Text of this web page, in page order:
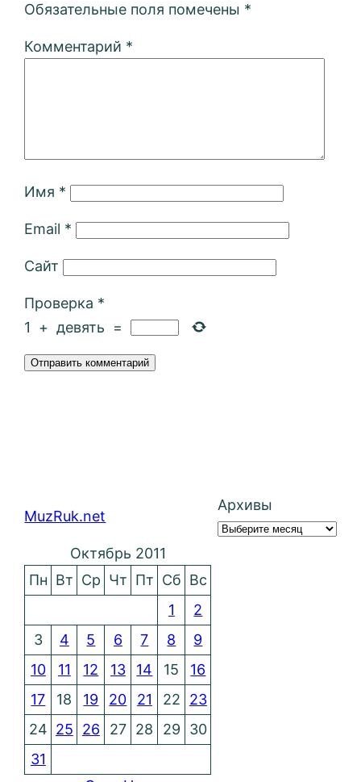
Обязательные поля помечены *
Комментарий *
Имя *
Email *
Сайт
Проверка *
1
+ девять =
MuzRuk.net
Архивы
Октябрь 2011
Пн Вт Ср Чт Пт Сб Вс
1
2
3
4 5 6 7 8
9
10
11 12 13 14 15
16
17
18 19 20 21 22
23
24 25 26 27 28 29
30
31